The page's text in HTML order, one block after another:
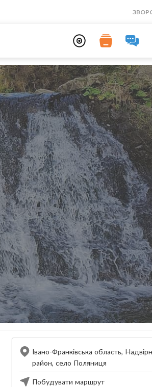
Івано-Франківська область,
район, село Поляниця
Побудувати маршрут